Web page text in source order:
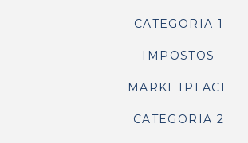
CATEGORIA 1
IMPOSTOS
MARKETPLACE
CATEGORIA 2